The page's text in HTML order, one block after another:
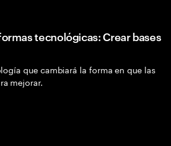
tecnológicas: Crear bases
que cambiará la forma en que las
mejorar.